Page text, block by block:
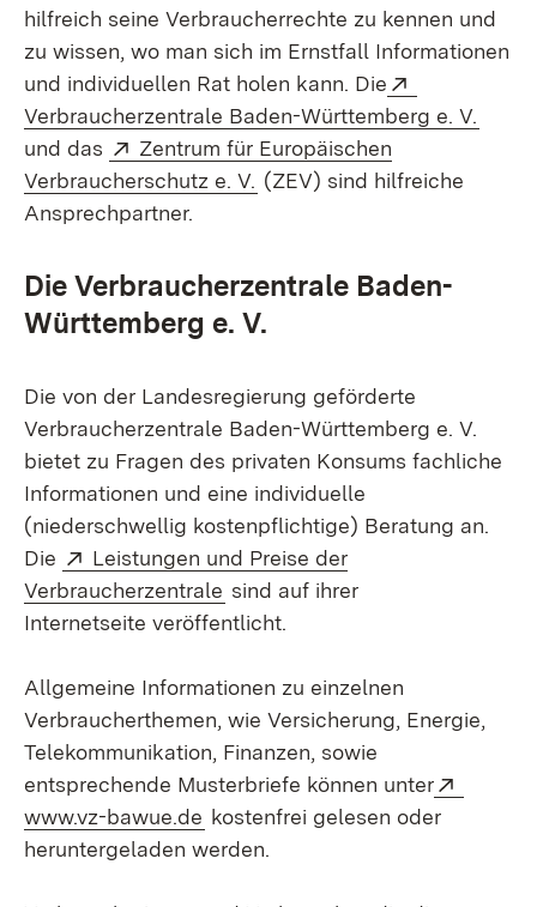
hilfreich seine Verbraucherrechte zu kennen und
zu wissen, wo man sich im Ernstfall Informationen
und individuellen Rat holen kann. Die
Verbraucherzentrale Baden-Württemberg e. V.
und das
Extern:
Zentrum für Europäischen
Verbraucherschutz e. V. (Öffnet in neuem Fenster)
(ZEV) sind hilfreiche
Ansprechpartner.
Die Verbraucherzentrale Baden-
Württemberg e. V.
Die von der Landesregierung geförderte
Verbraucherzentrale Baden-Württemberg e. V.
bietet zu Fragen des privaten Konsums fachliche
Informationen und eine individuelle
(niederschwellig kostenpflichtige) Beratung an.
Die
Extern:
Leistungen und Preise der
Verbraucherzentrale (Öffnet in neuem Fenster)
sind auf ihrer
Internetseite veröffentlicht.
Allgemeine Informationen zu einzelnen
Verbraucherthemen, wie Versicherung, Energie,
Telekommunikation, Finanzen, sowie
entsprechende Musterbriefe können unter
www.vz-bawue.de (Öffnet in neuem Fenster)
kostenfrei gelesen oder
heruntergeladen werden.